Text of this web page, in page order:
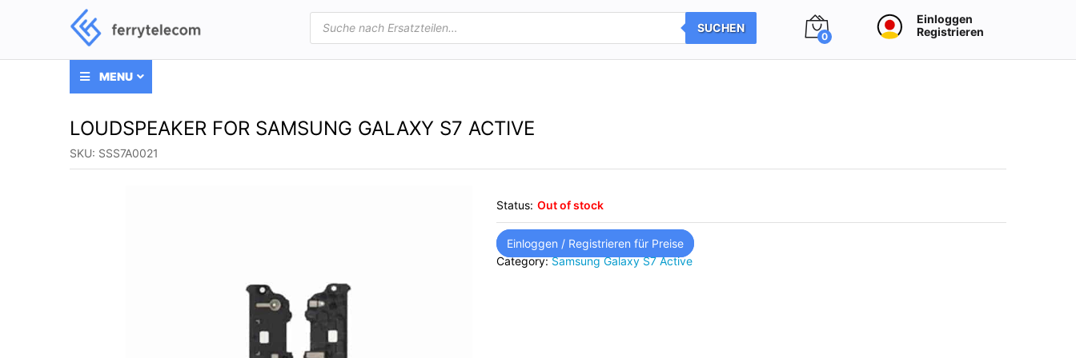
Products
search
SUCHEN
0
Einloggen
Registrieren
MENU
LOUDSPEAKER FOR SAMSUNG GALAXY S7 ACTIVE
SKU: SSS7A0021
Status: Out of stock
Einloggen / Registrieren für Preise
Category:Samsung Galaxy S7 Active